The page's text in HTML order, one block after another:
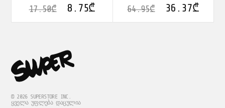
17.50₾ 8.75₾ 64.95₾ 36.37₾
© 2026 SUPERSTORE INC.
ᲧᲕᲔᲚᲐ ᲣᲤᲚᲔᲑᲐ ᲓᲐᲪᲣᲚᲘᲐ